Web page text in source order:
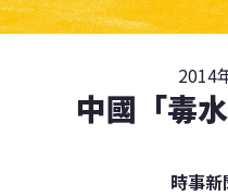
2014
中國「毒
時事新